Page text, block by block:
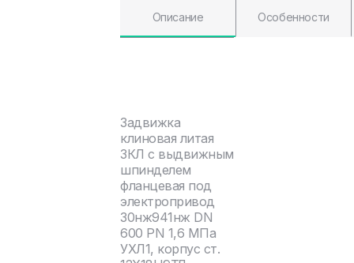
Описание Особенности
Задвижка
клиновая литая
ЗКЛ с выдвижным
шпинделем
фланцевая под
электропривод
30нж941нж DN
600 PN 1,6 МПа
УХЛ1, корпус ст.